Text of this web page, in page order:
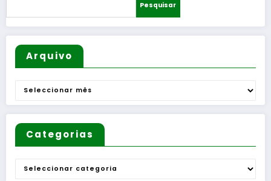
Pesquisar
Arquivo
Arquivo
Categorias
Categorias